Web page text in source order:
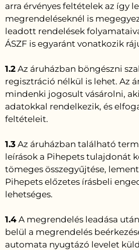
arra érvényes feltételek az így
megrendeléseknél is
leadott rendelések
ÁSZF is egyaránt vonatkozik
1.2 Az áruházban böngészni
regisztráció nélkül is lehet. Az
mindenki jogosult vásárolni,
adatokkal rendelkezik, és
feltételeit.
1.3 Az áruházban található
leírások a Pihepets tulajdonát
tömeges összegyűjtése,
Pihepets előzetes írásbeli
lehetséges.
1.4 A megrendelés leadása
belül a megrendelés
automata nyugtázó levelet